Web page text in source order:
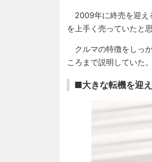
2009年に終売を迎え
を上手く売っていたと思
クルマの特徴をしっ
ころまで説明していた。
■大きな転機を迎